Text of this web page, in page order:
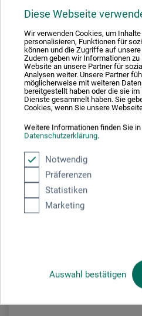
Diese Webseite
Wir verwenden Cookies, um
personalisieren, Funktionen für
können und die Zugriffe auf
Zudem geben wir Informationen
Website an unsere Partner für
Analysen weiter. Unsere Partner
möglicherweise mit weiteren
bereitgestellt haben oder die sie im
Dienste gesammelt haben. Sie
Cookies, wenn Sie unsere
Weitere Informationen finden Sie
Datenschutzerklärung.
Notwendig
Präferenzen
Statistiken
Marketing
Auswahl bestätigen
Clairefontaine
Paint On Denim multiteknik-